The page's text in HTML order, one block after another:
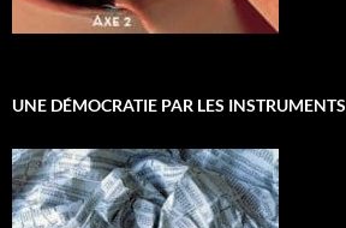
UNE DÉMOCRATIE PAR LES